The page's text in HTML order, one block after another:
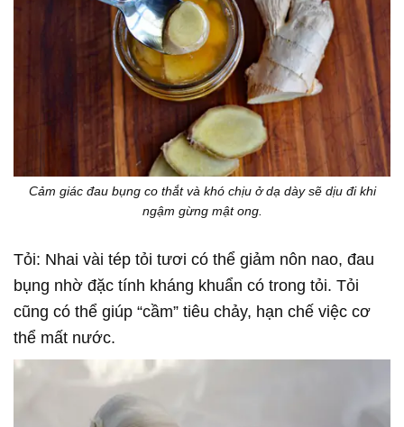
Cảm giác đau bụng co thắt và khó chịu ở dạ dày sẽ dịu đi khi
ngậm gừng mật ong.
Tỏi: Nhai vài tép tỏi tươi có thể giảm nôn nao, đau
bụng nhờ đặc tính kháng khuẩn có trong tỏi. Tỏi
cũng có thể giúp “cầm” tiêu chảy, hạn chế việc cơ
thể mất nước.